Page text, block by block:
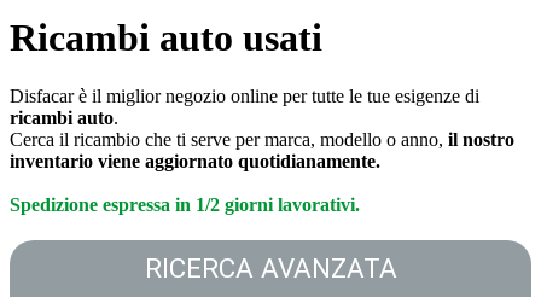
Ricambi auto usati
Disfacar è il miglior negozio online per tutte le tue esigenze di
ricambi auto.
Cerca il ricambio che ti serve per marca, modello o anno, il nostro
inventario viene aggiornato quotidianamente.
Spedizione espressa in 1/2 giorni lavorativi.
RICERCA AVANZATA